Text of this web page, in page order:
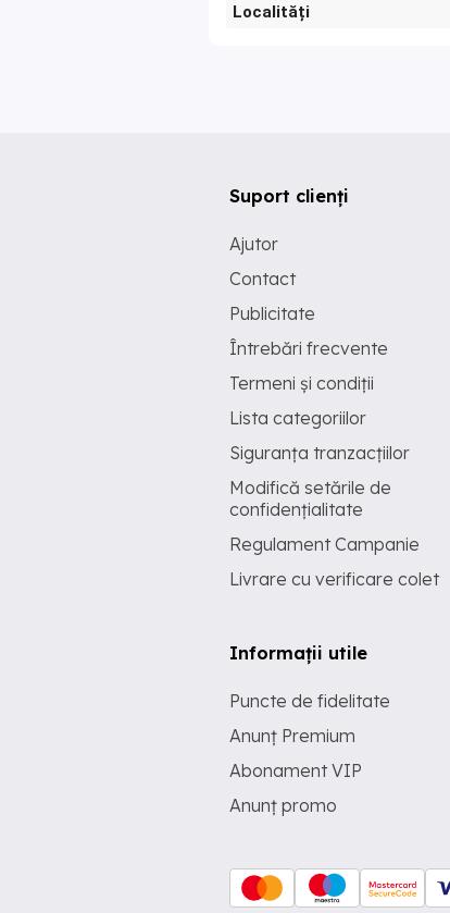
Localități
Suport clienți
Ajutor
Contact
Publicitate
Întrebări frecvente
Termeni și condiții
Lista categoriilor
Siguranța tranzacțiilor
Modifică setările de
confidențialitate
Regulament Campanie
Livrare cu verificare colet
Informații utile
Puncte de fidelitate
Anunț Premium
Abonament VIP
Anunț promo